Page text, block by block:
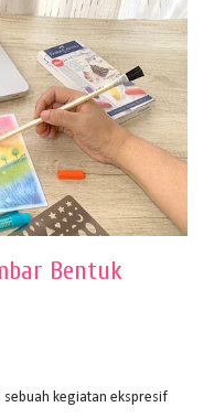
Bentuk
sebuah kegiatan ekspresif